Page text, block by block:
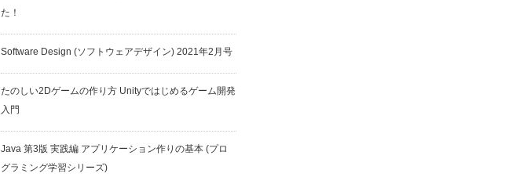
た！
Software Design (ソフトウェアデザイン) 2021年2月号
たのしい2Dゲームの作り方 Unityではじめるゲーム開発
入門
Java 第3版 実践編 アプリケーション作りの基本 (プロ
グラミング学習シリーズ)